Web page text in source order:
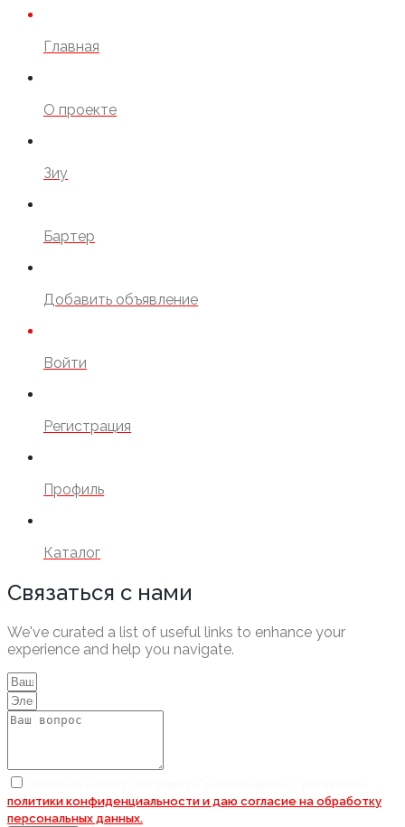
Главная
О проекте
Зиу
Бартер
Добавить объявление
Войти
Регистрация
Профиль
Каталог
Связаться с нами
We've curated a list of useful links to enhance your
experience and help you navigate.
политики конфиденциальности и даю согласие на обработку
персональных данных.